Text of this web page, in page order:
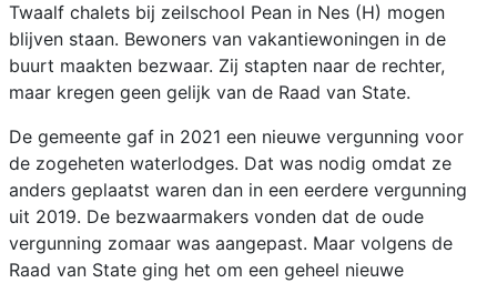
Twaalf chalets bij zeilschool Pean in Nes (H) mogen
blijven staan. Bewoners van vakantiewoningen in de
buurt maakten bezwaar. Zij stapten naar de rechter,
maar kregen geen gelijk van de Raad van State.
De gemeente gaf in 2021 een nieuwe vergunning voor
de zogeheten waterlodges. Dat was nodig omdat ze
anders geplaatst waren dan in een eerdere vergunning
uit 2019. De bezwaarmakers vonden dat de oude
vergunning zomaar was aangepast. Maar volgens de
Raad van State ging het om een geheel nieuwe